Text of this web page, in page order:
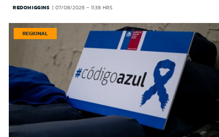
REDOHIGGINS 07/08/2026 - 11:38 HRS
REGIONAL